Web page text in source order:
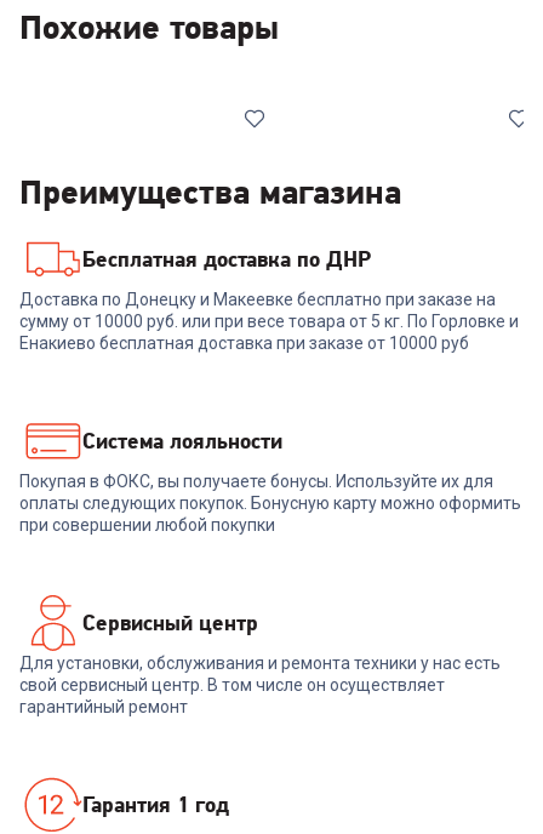
Похожие товары
Увлажнитель DEERMA DEM-
F952W
6 989₽
В корзину
Увлажнитель DEERMA DEM-
F951W
В корзину
Преимущества магазина
Бесплатная доставка по ДНР
Доставка по Донецку и Макеевке бесплатно при заказе на
сумму от 10000 руб. или при весе товара от 5 кг. По Горловке и
Енакиево бесплатная доставка при заказе от 10000 руб
Система лояльности
Покупая в ФОКС, вы получаете бонусы. Используйте их для
оплаты следующих покупок. Бонусную карту можно оформить
при совершении любой покупки
Сервисный центр
Для установки, обслуживания и ремонта техники у нас есть
свой сервисный центр. В том числе он осуществляет
гарантийный ремонт
Гарантия 1 год